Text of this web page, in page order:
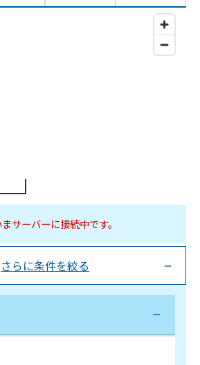
サーバーに接続中です。
さらに条件を絞る